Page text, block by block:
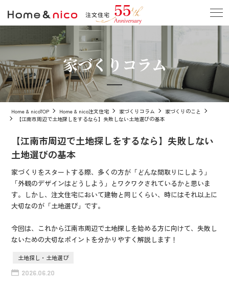
家づくりコラム
Home & nicoTOP Home & nico注文住宅 家づくりコラム
家づくりのこと
【江南市周辺で土地探しをするなら】失敗しない土地選びの基本
【江南市周辺で土地探しをするなら】失敗しない
土地選びの基本
家づくりをスタートする際、多くの方が「どんな間取りにしよう」
「外観のデザインはどうしよう」とワクワクされているかと思いま
す。しかし、注文住宅において建物と同じくらい、時にはそれ以上に
大切なのが「土地選び」です。
今回は、これから江南市周辺で土地探しを始める方に向けて、失敗し
ないための大切なポイントを分かりやすく解説します！
土地探し・土地選び
2026.06.20